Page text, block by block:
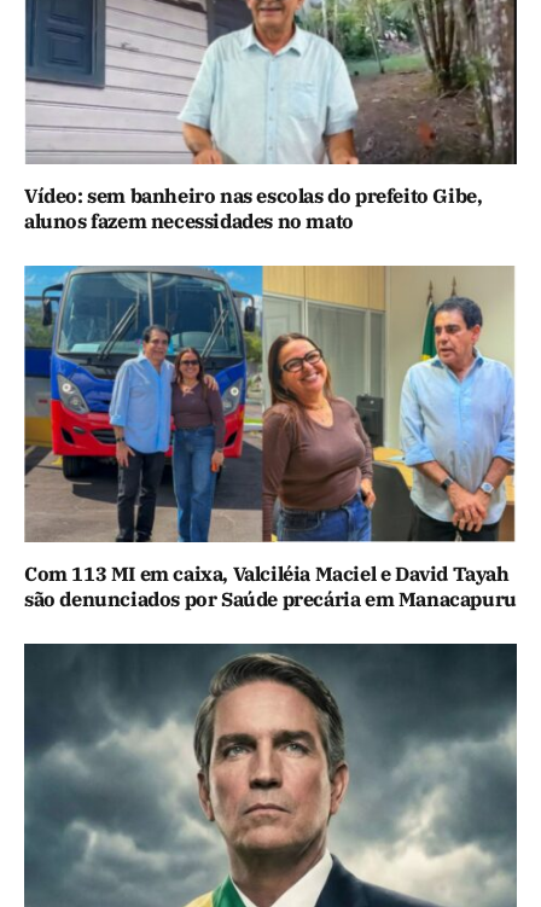
Vídeo: sem banheiro nas escolas do prefeito Gibe,
alunos fazem necessidades no mato
Com 113 MI em caixa, Valciléia Maciel e David Tayah
são denunciados por Saúde precária em Manacapuru